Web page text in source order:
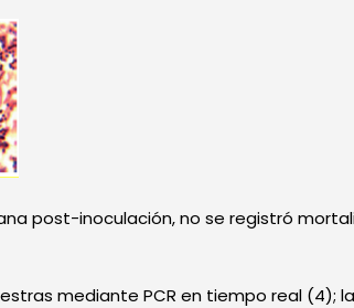
post-inoculación, no se registró
mediante PCR en tiempo real (4);